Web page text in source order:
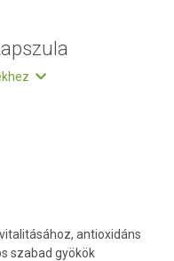
antioxidáns
szabad gyökök